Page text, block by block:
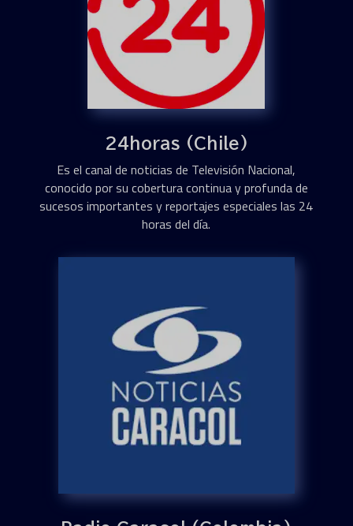
24horas (Chile)
Es el canal de noticias de Televisión Nacional,
conocido por su cobertura continua y profunda de
sucesos importantes y reportajes especiales las 24
horas del día.